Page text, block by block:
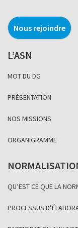
Nous rejoindre
L’ASN
MOT DU DG
PRÉSENTATION
NOS MISSIONS
ORGANIGRAMME
QU’EST CE QUE LA
PROCESSUS